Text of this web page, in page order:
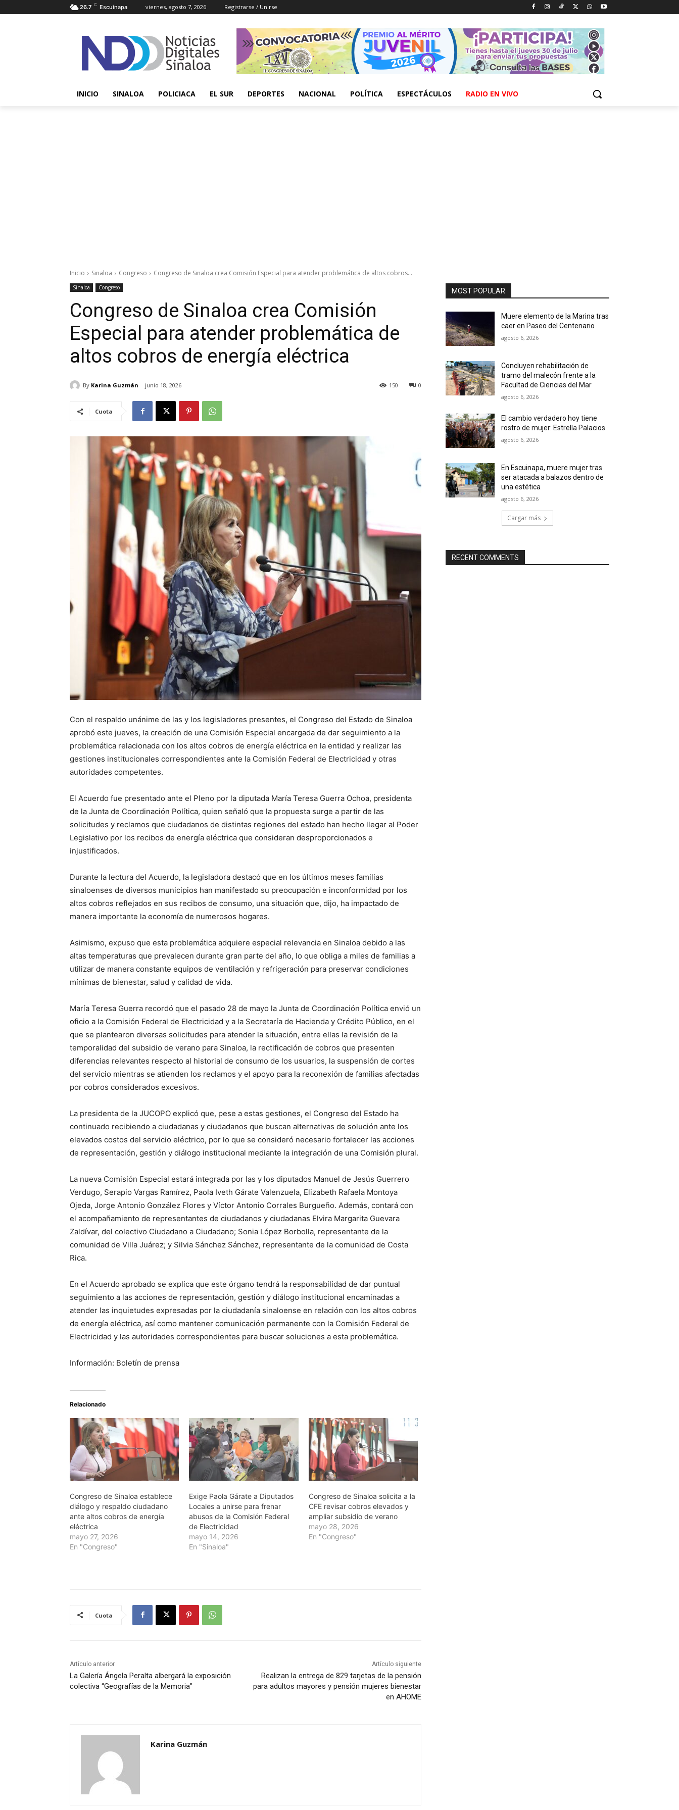
26.7 C Escuinapa viernes, agosto 7, 2026 Registrarse / Unirse
INICIO SINALOA POLICIACA EL SUR DEPORTES NACIONAL POLÍTICA ESPECTÁCULOS RADIO EN VIVO
Inicio Sinaloa Congreso Congreso de Sinaloa crea Comisión Especial para atender problemática de altos cobros...
Sinaloa Congreso
Congreso de Sinaloa crea Comisión
Especial para atender problemática de
altos cobros de energía eléctrica
By Karina Guzmán junio 18, 2026 0
150
Cuota
Con el respaldo unánime de las y los legisladores presentes, el Congreso del Estado de Sinaloa
aprobó este jueves, la creación de una Comisión Especial encargada de dar seguimiento a la
problemática relacionada con los altos cobros de energía eléctrica en la entidad y realizar las
gestiones institucionales correspondientes ante la Comisión Federal de Electricidad y otras
autoridades competentes.
El Acuerdo fue presentado ante el Pleno por la diputada María Teresa Guerra Ochoa, presidenta
de la Junta de Coordinación Política, quien señaló que la propuesta surge a partir de las
solicitudes y reclamos que ciudadanos de distintas regiones del estado han hecho llegar al Poder
Legislativo por los recibos de energía eléctrica que consideran desproporcionados e
injustificados.
Durante la lectura del Acuerdo, la legisladora destacó que en los últimos meses familias
sinaloenses de diversos municipios han manifestado su preocupación e inconformidad por los
altos cobros reflejados en sus recibos de consumo, una situación que, dijo, ha impactado de
manera importante la economía de numerosos hogares.
Asimismo, expuso que esta problemática adquiere especial relevancia en Sinaloa debido a las
altas temperaturas que prevalecen durante gran parte del año, lo que obliga a miles de familias a
utilizar de manera constante equipos de ventilación y refrigeración para preservar condiciones
mínimas de bienestar, salud y calidad de vida.
María Teresa Guerra recordó que el pasado 28 de mayo la Junta de Coordinación Política envió un
oficio a la Comisión Federal de Electricidad y a la Secretaría de Hacienda y Crédito Público, en el
que se plantearon diversas solicitudes para atender la situación, entre ellas la revisión de la
temporalidad del subsidio de verano para Sinaloa, la rectificación de cobros que presenten
diferencias relevantes respecto al historial de consumo de los usuarios, la suspensión de cortes
del servicio mientras se atienden los reclamos y el apoyo para la reconexión de familias afectadas
por cobros considerados excesivos.
La presidenta de la JUCOPO explicó que, pese a estas gestiones, el Congreso del Estado ha
continuado recibiendo a ciudadanas y ciudadanos que buscan alternativas de solución ante los
elevados costos del servicio eléctrico, por lo que se consideró necesario fortalecer las acciones
de representación, gestión y diálogo institucional mediante la integración de una Comisión plural.
La nueva Comisión Especial estará integrada por las y los diputados Manuel de Jesús Guerrero
Verdugo, Serapio Vargas Ramírez, Paola Iveth Gárate Valenzuela, Elizabeth Rafaela Montoya
Ojeda, Jorge Antonio González Flores y Víctor Antonio Corrales Burgueño. Además, contará con
el acompañamiento de representantes de ciudadanos y ciudadanas Elvira Margarita Guevara
Zaldívar, del colectivo Ciudadano a Ciudadano; Sonia López Borbolla, representante de la
comunidad de Villa Juárez; y Silvia Sánchez Sánchez, representante de la comunidad de Costa
Rica.
En el Acuerdo aprobado se explica que este órgano tendrá la responsabilidad de dar puntual
seguimiento a las acciones de representación, gestión y diálogo institucional encaminadas a
atender las inquietudes expresadas por la ciudadanía sinaloense en relación con los altos cobros
de energía eléctrica, así como mantener comunicación permanente con la Comisión Federal de
Electricidad y las autoridades correspondientes para buscar soluciones a esta problemática.
Información: Boletín de prensa
Relacionado
Congreso de Sinaloa establece
diálogo y respaldo ciudadano
ante altos cobros de energía
eléctrica
mayo 27, 2026
En "Congreso"
Exige Paola Gárate a Diputados
Locales a unirse para frenar
abusos de la Comisión Federal
de Electricidad
mayo 14, 2026
En "Sinaloa"
Congreso de Sinaloa solicita a la
CFE revisar cobros elevados y
ampliar subsidio de verano
mayo 28, 2026
En "Congreso"
Cuota
Artículo anterior
La Galería Ángela Peralta albergará la exposición
colectiva “Geografías de la Memoria”
Artículo siguiente
Realizan la entrega de 829 tarjetas de la pensión
para adultos mayores y pensión mujeres bienestar
en AHOME
Karina Guzmán
MOST POPULAR
Muere elemento de la Marina tras
caer en Paseo del Centenario
agosto 6, 2026
Concluyen rehabilitación de
tramo del malecón frente a la
Facultad de Ciencias del Mar
agosto 6, 2026
El cambio verdadero hoy tiene
rostro de mujer: Estrella Palacios
agosto 6, 2026
En Escuinapa, muere mujer tras
ser atacada a balazos dentro de
una estética
agosto 6, 2026
Cargar más
RECENT COMMENTS